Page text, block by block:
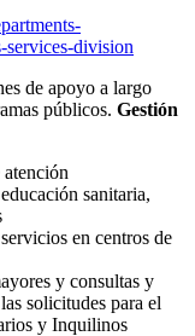
services-division
de apoyo a largo
públicos. Gestión
sanitaria,
en centros de
y consultas y
solicitudes para el
y Inquilinos